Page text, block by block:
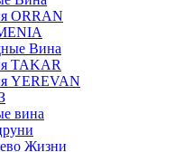
ORRAN
Вина
TAKAR
YEREVAN
вина
Жизни